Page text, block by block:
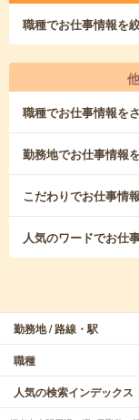
職種でお仕事情報を
職種でお仕事情報を
勤務地でお仕事情報
こだわりでお仕事情
人気のワードでお仕
勤務地 / 路線・駅
職種
人気の検索インデックス